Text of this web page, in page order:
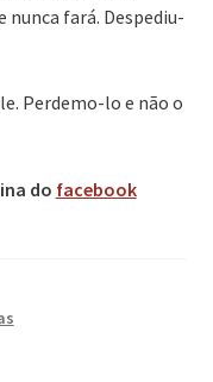
nunca fará. Despediu-
Perdemo-lo e não o
do facebook